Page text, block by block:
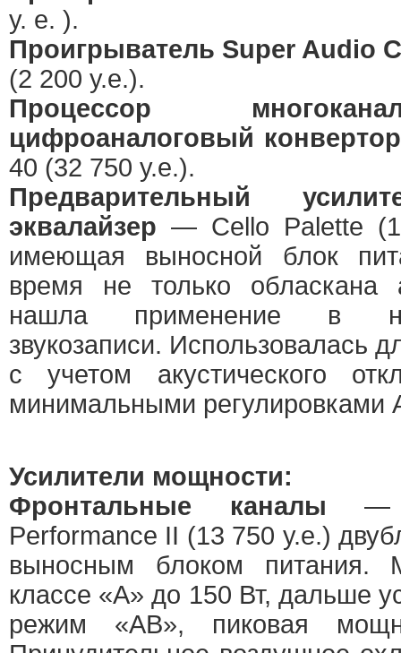
у. е. ).
Проигрыватель Super Audio
(2 200 у.е.).
Процессор
цифроаналоговый конвертор
40 (32 750 у.е.).
Предварительный
эквалайзер — Cello Palette
имеющая выносной блок
время не только обласкана
нашла применение в
звукозаписи. Использовалась
с учетом акустического
минимальными регулировками
Усилители мощности:
Фронтальные каналы —
Performance II (13 750 у.е.)
выносным блоком питания.
классе «А» до 150 Вт, дальше
режим «АВ», пиковая